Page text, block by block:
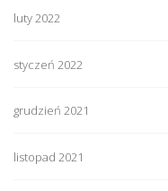
luty 2022
styczeń 2022
grudzień 2021
listopad 2021